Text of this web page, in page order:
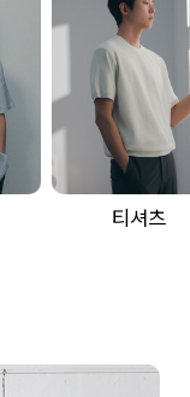
티셔츠